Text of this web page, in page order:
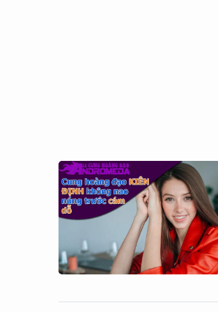
thân mà ít khi lo cho bản thân
chi tiêu cho riêng mình.
4.2 Những lời khuyên để
- Điểm mạnh:
Song Ngư nổi tiếng là tốt bụng
cùng ý tưởng.